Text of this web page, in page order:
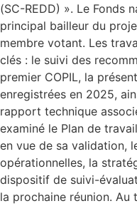
(SC-REDD) ». Le Fonds
principal bailleur du
membre votant. Les
clés : le suivi des
premier COPIL, la
enregistrées en 2025,
rapport technique
examiné le Plan de
en vue de sa validation,
opérationnelles, la
dispositif de suivi-
la prochaine réunion. Au